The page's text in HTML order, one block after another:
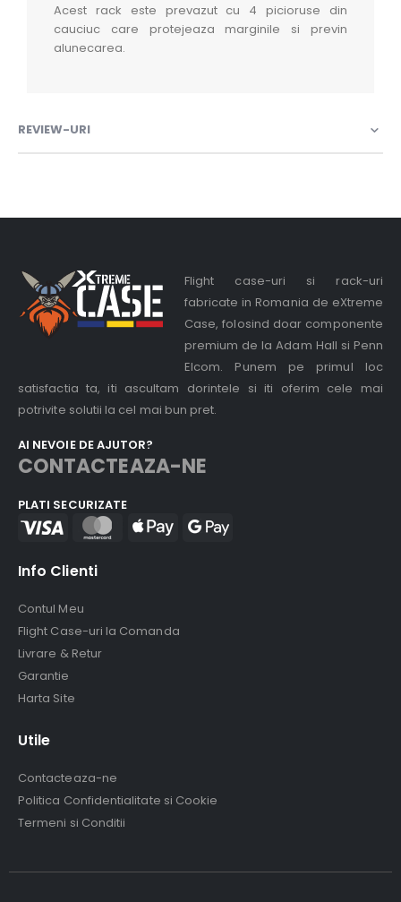
Acest rack este prevazut cu 4 picioruse din
cauciuc care protejeaza marginile si previn
alunecarea.
REVIEW-URI
Flight case-uri si rack-uri
fabricate in Romania de eXtreme
Case, folosind doar componente
premium de la Adam Hall si Penn
Elcom. Punem pe primul loc
satisfactia ta, iti ascultam dorintele si iti oferim cele mai
potrivite solutii la cel mai bun pret.
AI NEVOIE DE AJUTOR?
CONTACTEAZA-NE
PLATI SECURIZATE
Info Clienti
Contul Meu
Flight Case-uri la Comanda
Livrare & Retur
Garantie
Harta Site
Utile
Contacteaza-ne
Politica Confidentialitate si Cookie
Termeni si Conditii